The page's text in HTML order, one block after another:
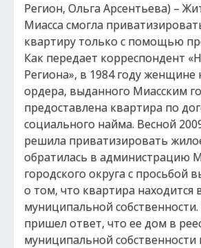
Регион, Ольга Арсентьева) –
Миасса смогла
квартиру только с помощью
Как передает корреспондент
Региона», в 1984 году женщине
ордера, выданного Миасским
предоставлена квартира по
социального найма. Весной
решила приватизировать
обратилась в администрацию
городского округа с просьбой
о том, что квартира находится
муниципальной
пришел ответ, что ее дом в
муниципальной собственности